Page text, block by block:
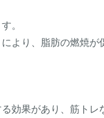
。
より、脂肪の燃焼が
効果があり、筋ト